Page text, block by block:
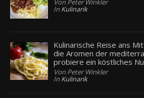
In Kulinarik
Kulinarische Reise ans
die Aromen der
probiere ein köstliches
Von Peter Winkler
In Kulinarik